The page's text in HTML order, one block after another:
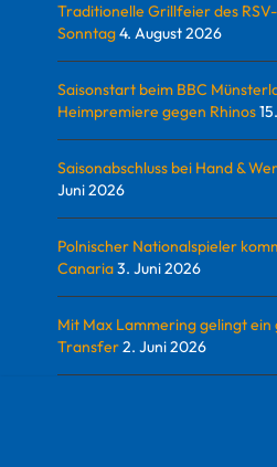
Traditionelle Grillfeier des
Sonntag4. August 2026
Saisonstart beim BBC
Heimpremiere gegen Rhinos
Saisonabschluss bei Hand &
Juni 2026
Polnischer Nationalspieler
Canaria3. Juni 2026
Mit Max Lammering gelingt
Transfer2. Juni 2026